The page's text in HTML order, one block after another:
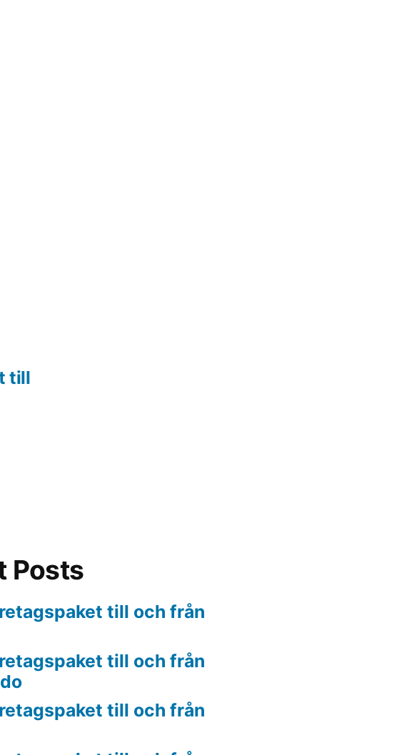
till
Posts
till och från
till och från
till och från